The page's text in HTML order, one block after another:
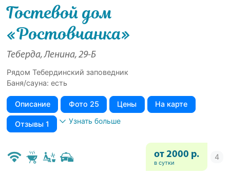
Гостевой дом
«Ростовчанка»
Теберда, Ленина, 29-Б
Рядом Тебердинский заповедник
Баня/сауна: есть
Описание Фото 25 Цены На карте
Отзывы 1 Узнать больше
от 2000 р.
в сутки